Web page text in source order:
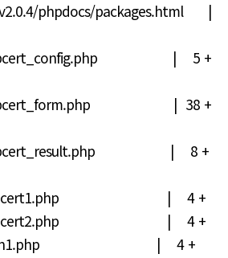
phpdocs/packages.html |
kcpcert_config.php | 5 +
kcpcert_form.php | 38 +
kcpcert_result.php | 8 +
hpcert1.php | 4 +
hpcert2.php | 4 +
ipin1.php | 4 +